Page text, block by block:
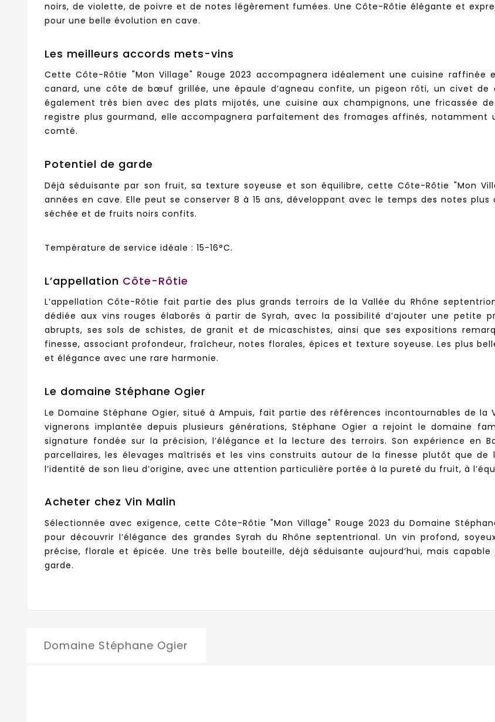
noirs, de violette, de poivre et de notes légèrement fumées. Une Côte-Rôtie élégante et
pour une belle évolution en cave.
Les meilleurs accords mets-vins
Cette Côte-Rôtie "Mon Village" Rouge 2023 accompagnera idéalement une cuisine
canard, une côte de bœuf grillée, une épaule d’agneau confite, un pigeon rôti, un civet de
également très bien avec des plats mijotés, une cuisine aux champignons, une fricassée
registre plus gourmand, elle accompagnera parfaitement des fromages affinés,
comté.
Potentiel de garde
Déjà séduisante par son fruit, sa texture soyeuse et son équilibre, cette Côte-Rôtie "Mon
années en cave. Elle peut se conserver 8 à 15 ans, développant avec le temps des notes
séchée et de fruits noirs confits.
Température de service idéale : 15-16°C.
L’appellation Côte-Rôtie
L’appellation Côte-Rôtie fait partie des plus grands terroirs de la Vallée du Rhône
dédiée aux vins rouges élaborés à partir de Syrah, avec la possibilité d’ajouter une petite
abrupts, ses sols de schistes, de granit et de micaschistes, ainsi que ses expositions
finesse, associant profondeur, fraîcheur, notes florales, épices et texture soyeuse. Les plus
et élégance avec une rare harmonie.
Le domaine Stéphane Ogier
Le Domaine Stéphane Ogier, situé à Ampuis, fait partie des références incontournables de la
vignerons implantée depuis plusieurs générations, Stéphane Ogier a rejoint le domaine
signature fondée sur la précision, l’élégance et la lecture des terroirs. Son expérience en
parcellaires, les élevages maîtrisés et les vins construits autour de la finesse plutôt que de
l’identité de son lieu d’origine, avec une attention particulière portée à la pureté du fruit, à
Acheter chez Vin Malin
Sélectionnée avec exigence, cette Côte-Rôtie "Mon Village" Rouge 2023 du Domaine
pour découvrir l’élégance des grandes Syrah du Rhône septentrional. Un vin profond,
précise, florale et épicée. Une très belle bouteille, déjà séduisante aujourd’hui, mais
garde.
Domaine Stéphane Ogier